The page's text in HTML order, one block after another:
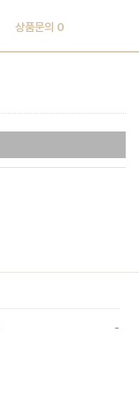
상품문의 0
-